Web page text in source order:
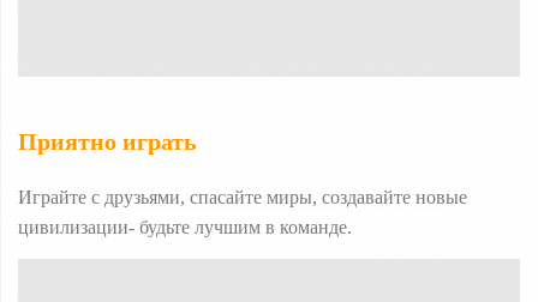
Приятно играть
Играйте с друзьями, спасайте миры, создавайте новые
цивилизации- будьте лучшим в команде.